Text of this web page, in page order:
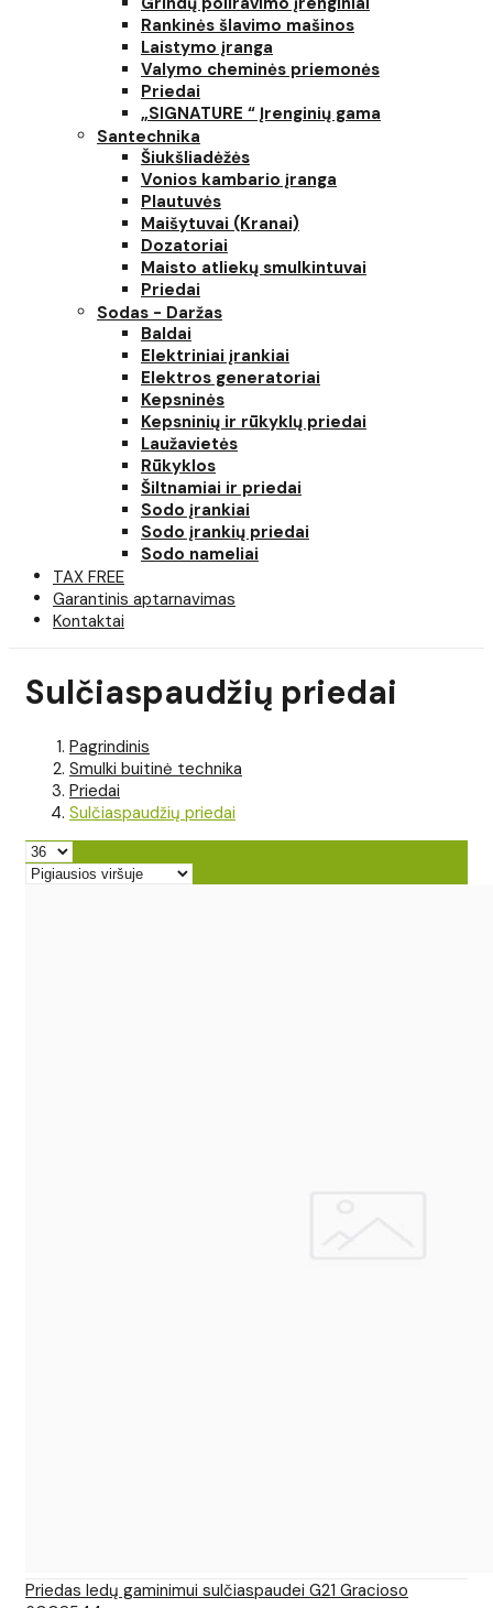
Rankinės šlavimo mašinos
Laistymo įranga
Valymo cheminės priemonės
Priedai
„SIGNATURE “ Įrenginių gama
Santechnika
Šiukšliadėžės
Vonios kambario įranga
Plautuvės
Maišytuvai (Kranai)
Dozatoriai
Maisto atliekų smulkintuvai
Priedai
Sodas - Daržas
Baldai
Elektriniai įrankiai
Elektros generatoriai
Kepsninės
Kepsninių ir rūkyklų priedai
Laužavietės
Rūkyklos
Šiltnamiai ir priedai
Sodo įrankiai
Sodo įrankių priedai
Sodo nameliai
TAX FREE
Garantinis aptarnavimas
Kontaktai
Sulčiaspaudžių priedai
Pagrindinis
Smulki buitinė technika
Priedai
Sulčiaspaudžių priedai
Priedas ledų gaminimui sulčiaspaudei G21 Gracioso